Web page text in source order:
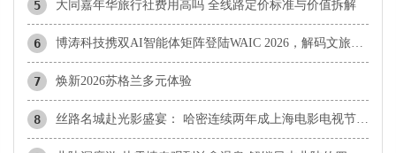
5 大同嘉年华旅行社费用高吗 全线路定价标准与价值拆解
6
7 焕新2026苏格兰多元体验
8